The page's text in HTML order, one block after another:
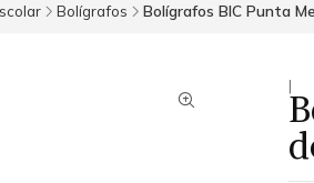
Bolígrafos Bolígrafos BIC Punta
|